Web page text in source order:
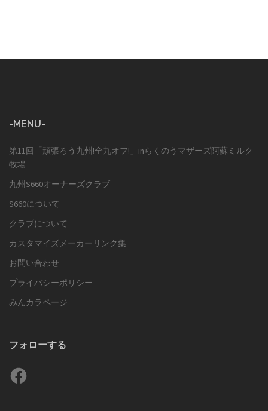
-MENU-
第11回「頑張ろう九州!全九オフ!」inらくのうマザーズ阿蘇ミルク
牧場
九州S660オーナーズクラブ
S660について
クラブについて
カスタマイズメーカーリンク集
お問い合わせ
プライバシーポリシー
みんカラページ
フォローする
Facebook